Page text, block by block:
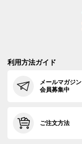
利用方法ガイド
メールマガジン
会員募集中
ご注文方法